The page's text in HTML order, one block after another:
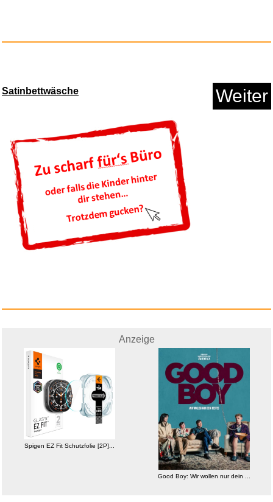
Spigen EZ Fit Schutzfolie [2P]...
Anzeige
Satinbettwäsche Weiter
Anzeige
Spigen EZ Fit Schutzfolie [2P]...
Good Boy: Wir wollen nur dein ...